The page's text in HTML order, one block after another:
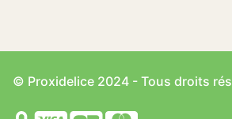
© Proxidelice 2024 - Tous droits